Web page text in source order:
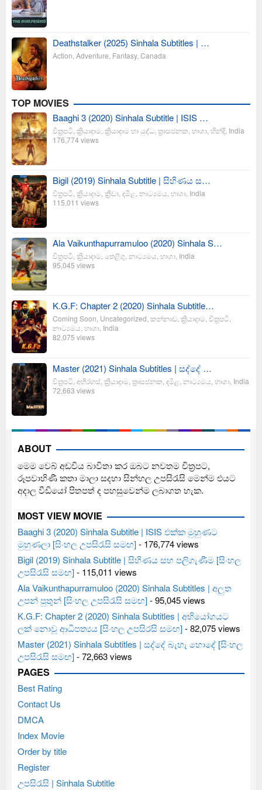
Deathstalker (2025) Sinhala Subtitles | …
Action,Adventure, Fantasy,Canada
TOP MOVIES
Baaghi 3 (2020) Sinhala Subtitle | ISIS …
චිත්‍රපටි,ක්‍රියාදාම,ක්‍රියාදාම හා යුද්ධ,ත්‍රාසජනක,භාශා,හින්දි, India
176,774 views
Bigil (2019) Sinhala Subtitle | සිහිණය ස…
චිත්‍රපටි,ක්‍රියාදාම,ක්‍රීඩා,දමිළ,නාට්‍යමය,භාශා, India
115,011 views
Ala Vaikunthapurramuloo (2020) Sinhala S…
චිත්‍රපටි,ක්‍රියාදාම,තෙළිගු,නාට්‍යමය,භාශා, India
95,045 views
K.G.F: Chapter 2 (2020) Sinhala Subtitle…
Coming Soon, Uncategorized,කන්නාඩ,ක්‍රියාදාම,චිත්‍රපටි,
නාට්‍යමය,භාශා, India
82,075 views
Master (2021) Sinhala Subtitles | සද්දේ …
චිත්‍රපටි,අභිරහස්,ක්‍රියාදාම,ත්‍රාසජනක,දමිළ,නාට්‍යමය,භාශා, India
72,663 views
ABOUT
මෙම වෙබ් අඩවිය බාවිතා කර ඔබට නවතම චිත්‍රපට,
රූපවාහිණී කතා මාලා සදහා සින්හල උපසිරැසි මෙන්ම එයට
අදාල වීඩියෝ පිතපත් ද පහසුවෙන්ම ලබාගත හැක.
MOST VIEW MOVIE
Baaghi 3 (2020) Sinhala Subtitle | ISIS එක්ක මුහුණට
මුහුණලා [සිංහල උපසිරැසි සමඟ]- 176,774 views
Bigil (2019) Sinhala Subtitle | සිහිණය සහ පලිගැණීම [සිංහල
උපසිරැසි සමඟ]- 115,011 views
Ala Vaikunthapurramuloo (2020) Sinhala Subtitles | අලුත
උපන් පුතුන් [සිංහල උපසිරැසි සමඟ]- 95,045 views
K.G.F: Chapter 2 (2020) Sinhala Subtitles | අභියෝගයට
ලක් නොවූ ආධිපත්‍යය [සිංහල උපසිරසි සමඟ]- 82,075 views
Master (2021) Sinhala Subtitles | සද්දේ බැහැ හොදේ [සිංහල
උපසිරැසි සමඟ]- 72,663 views
PAGES
Best Rating
Contact Us
DMCA
Index Movie
Order by title
Register
උපසිරැසි | Sinhala Subtitle